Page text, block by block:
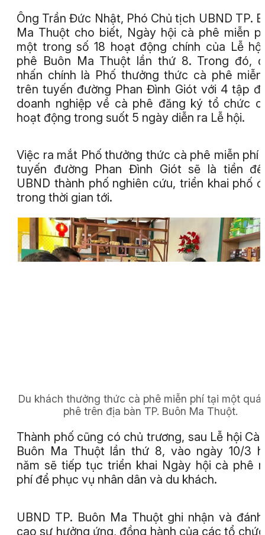
Ông Trần Đức Nhật, Phó Chủ tịch UBND TP.
Ma Thuột cho biết, Ngày hội cà phê miễn
một trong số 18 hoạt động chính của Lễ
phê Buôn Ma Thuột lần thứ 8. Trong đó,
nhấn chính là Phố thưởng thức cà phê
trên tuyến đường Phan Đình Giót với 4 tập
doanh nghiệp về cà phê đăng ký tổ chức
hoạt động trong suốt 5 ngày diễn ra Lễ hội.
Việc ra mắt Phố thưởng thức cà phê miễn phí
tuyến đường Phan Đình Giót sẽ là tiền
UBND thành phố nghiên cứu, triển khai phố
trong thời gian tới.
Du khách thưởng thức cà phê miễn phí tại một
phê trên địa bàn TP. Buôn Ma Thuột.
Thành phố cũng có chủ trương, sau Lễ hội Cà
Buôn Ma Thuột lần thứ 8, vào ngày 10/3
năm sẽ tiếp tục triển khai Ngày hội cà phê
phí để phục vụ nhân dân và du khách.
UBND TP. Buôn Ma Thuột ghi nhận và
cao sự hưởng ứng, đồng hành của các tổ